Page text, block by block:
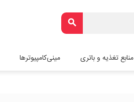
search
منابع تغذیه و باتری مینی‌کامپیوترها